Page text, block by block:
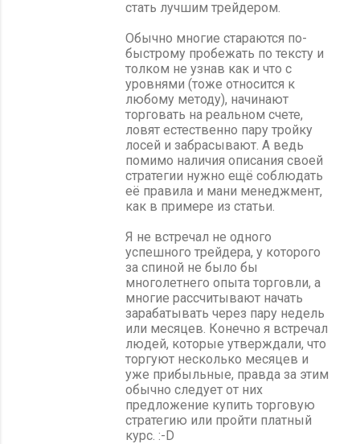
стать лучшим трейдером.
Обычно многие стараются по-
быстрому пробежать по тексту и
толком не узнав как и что с
уровнями (тоже относится к
любому методу), начинают
торговать на реальном счете,
ловят естественно пару тройку
лосей и забрасывают. А ведь
помимо наличия описания своей
стратегии нужно ещё соблюдать
её правила и мани менеджмент,
как в примере из статьи.
Я не встречал не одного
успешного трейдера, у которого
за спиной не было бы
многолетнего опыта торговли, а
многие рассчитывают начать
зарабатывать через пару недель
или месяцев. Конечно я встречал
людей, которые утверждали, что
торгуют несколько месяцев и
уже прибыльные, правда за этим
обычно следует от них
предложение купить торговую
стратегию или пройти платный
курс. :-D